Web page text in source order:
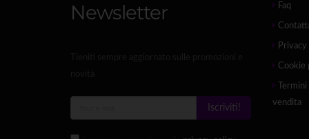
Newsletter
Iscriviti!
Faq
Privacy
Cookie
vendita